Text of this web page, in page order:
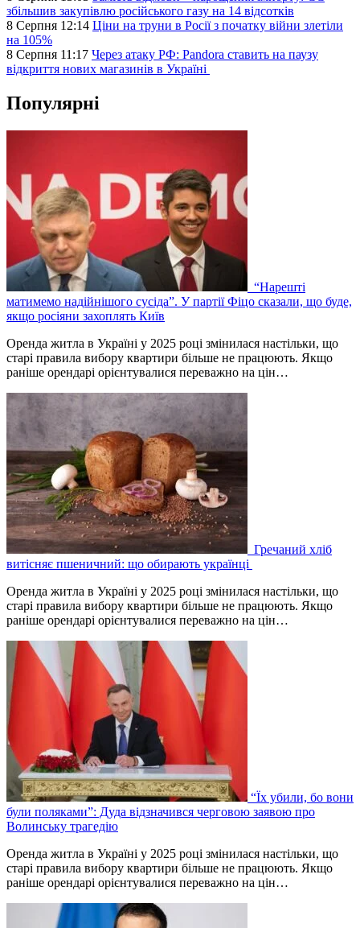
збільшив закупівлю російського газу на 14 відсотків
8 Серпня 12:14 Ціни на труни в Росії з початку війни злетіли
на 105%
8 Серпня 11:17 Через атаку РФ: Pandora ставить на паузу
відкриття нових магазинів в Україні
Популярні
“Нарешті
матимемо надійнішого сусіда”. У партії Фіцо сказали, що буде,
якщо росіяни захоплять Київ
Оренда житла в Україні у 2025 році змінилася настільки, що
старі правила вибору квартири більше не працюють. Якщо
раніше орендарі орієнтувалися переважно на цін…
Гречаний хліб
витісняє пшеничний: що обирають українці
Оренда житла в Україні у 2025 році змінилася настільки, що
старі правила вибору квартири більше не працюють. Якщо
раніше орендарі орієнтувалися переважно на цін…
“Їх убили, бо вони
були поляками”: Дуда відзначився черговою заявою про
Волинську трагедію
Оренда житла в Україні у 2025 році змінилася настільки, що
старі правила вибору квартири більше не працюють. Якщо
раніше орендарі орієнтувалися переважно на цін…